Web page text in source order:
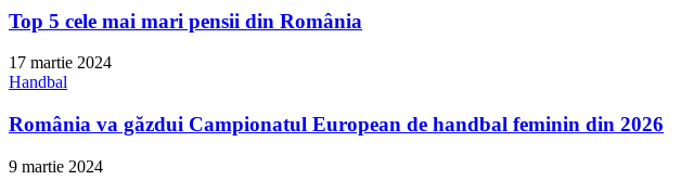
Top 5 cele mai mari pensii din România
17 martie 2024
Handbal
România va găzdui Campionatul European de handbal feminin din 2026
9 martie 2024